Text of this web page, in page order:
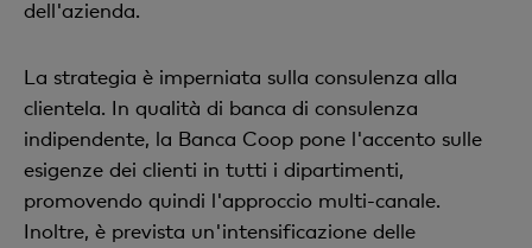
dell'azienda.
La strategia è imperniata sulla consulenza alla
clientela. In qualità di banca di consulenza
indipendente, la Banca Coop pone l'accento sulle
esigenze dei clienti in tutti i dipartimenti,
promovendo quindi l'approccio multi-canale.
Inoltre, è prevista un'intensificazione delle